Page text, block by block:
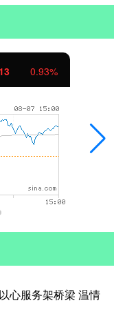
11.37
心服务架桥梁 温情